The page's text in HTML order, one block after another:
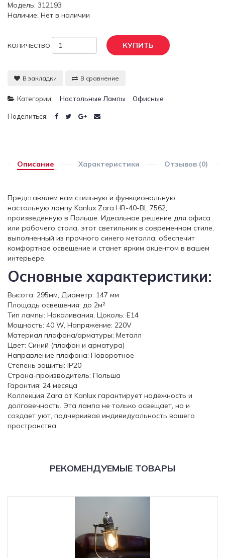
Модель: 312193
Наличие: Нет в наличии
КОЛИЧЕСТВО КУПИТЬ
В закладки В сравнение
Категории: Настольные Лампы Офисные
Поделиться:
Описание Характеристики Отзывов (0)
Представляем вам стильную и функциональную
настольную лампу Kanlux Zara HR-40-BL 7562,
произведенную в Польше. Идеальное решение для офиса
или рабочего стола, этот светильник в современном стиле,
выполненный из прочного синего металла, обеспечит
комфортное освещение и станет ярким акцентом в вашем
интерьере.
Основные характеристики:
Высота: 295мм, Диаметр: 147 мм
Площадь освещения: до 2м²
Тип лампы: Накаливания, Цоколь: E14
Мощность: 40 W, Напряжение: 220V
Материал плафона/арматуры: Металл
Цвет: Синий (плафон и арматура)
Направление плафона: Поворотное
Степень защиты: IP20
Страна-производитель: Польша
Гарантия: 24 месяца
Коллекция Zara от Kanlux гарантирует надежность и
долговечность. Эта лампа не только освещает, но и
создает уют, подчеркивая индивидуальность вашего
пространства.
РЕКОМЕНДУЕМЫЕ ТОВАРЫ